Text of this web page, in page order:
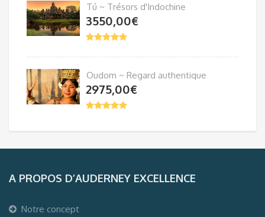
Tú ~ Trésors d'Indochine
3550,00€
Oudom ~ Regard authentique
2975,00€
A PROPOS D’AUDERNEY EXCELLENCE
Notre concept